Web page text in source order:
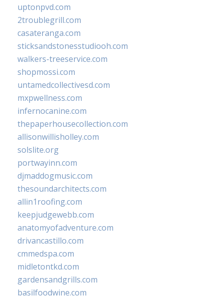
uptonpvd.com
2troublegrill.com
casateranga.com
sticksandstonesstudiooh.com
walkers-treeservice.com
shopmossi.com
untamedcollectivesd.com
mxpwellness.com
infernocanine.com
thepaperhousecollection.com
allisonwillisholley.com
solslite.org
portwayinn.com
djmaddogmusic.com
thesoundarchitects.com
allin1roofing.com
keepjudgewebb.com
anatomyofadventure.com
drivancastillo.com
cmmedspa.com
midletontkd.com
gardensandgrills.com
basilfoodwine.com